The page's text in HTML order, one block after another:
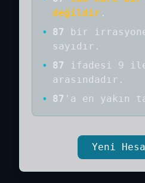
değildir .
•
87 bir
sayıdır .
•
87
ifadesi 9
arasındadır.
•
87 'a en yakın
Yeni